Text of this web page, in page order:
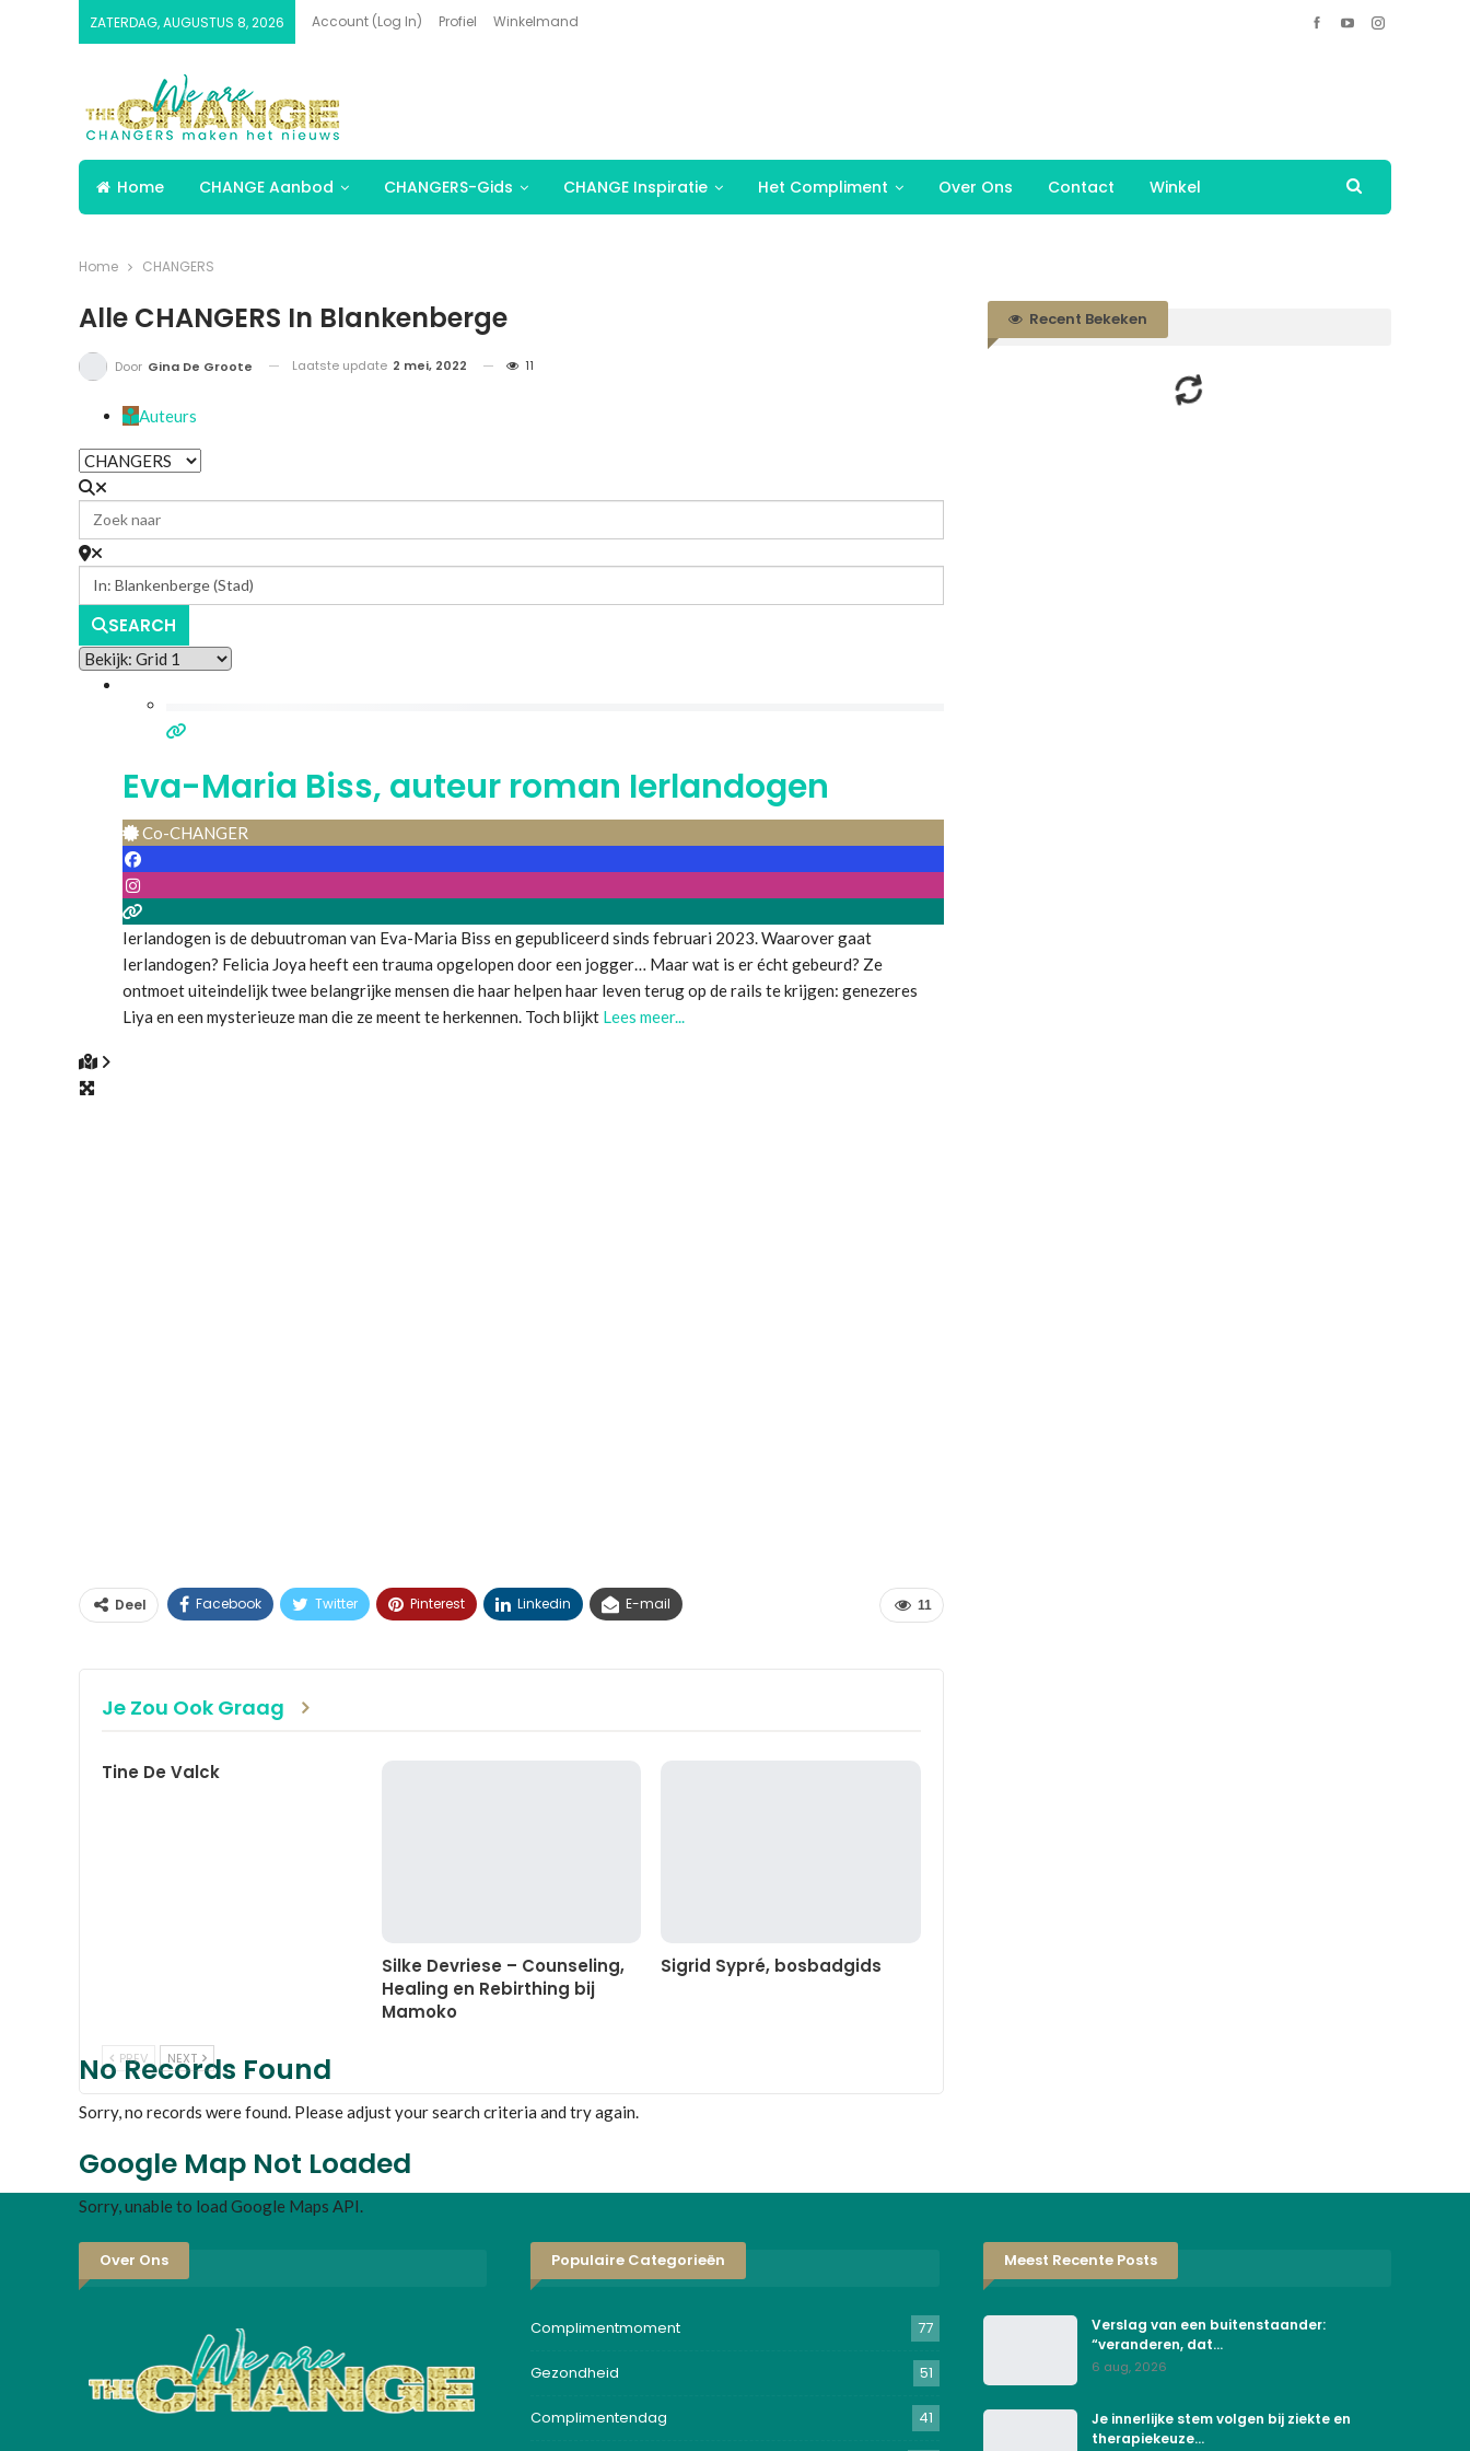
ZATERDAG, AUGUSTUS 8, 2026 Account (Log In) Profiel Winkelmand
Home CHANGE Aanbod CHANGERS-Gids CHANGE Inspiratie Het Compliment Over Ons Contact Winkel
Home CHANGERS
Alle CHANGERS In Blankenberge
Door Gina De Groote Laatste update 2 mei, 2022 11
Auteurs
SEARCH
Eva-Maria Biss, auteur roman Ierlandogen
Co-CHANGER
Ierlandogen is de debuutroman van Eva-Maria Biss en gepubliceerd sinds februari 2023. Waarover gaat
Ierlandogen? Felicia Joya heeft een trauma opgelopen door een jogger… Maar wat is er écht gebeurd? Ze
ontmoet uiteindelijk twee belangrijke mensen die haar helpen haar leven terug op de rails te krijgen: genezeres
Liya en een mysterieuze man die ze meent te herkennen. Toch blijkt Lees meer...
No Records Found
Sorry, no records were found. Please adjust your search criteria and try again.
Google Map Not Loaded
Sorry, unable to load Google Maps API.
11
Deel Facebook Twitter Pinterest Linkedin E-mail
Je Zou Ook Graag
Tine De Valck
Silke Devriese – Counseling,
Healing en Rebirthing bij
Mamoko
Sigrid Sypré, bosbadgids
PREV NEXT
Recent Bekeken
Over Ons Populaire Categorieën
Complimentmoment 77
Gezondheid 51
Complimentendag 41
Meest Recente Posts
Verslag van een buitenstaander:
“veranderen, dat…
6 aug, 2026
Je innerlijke stem volgen bij ziekte en
therapiekeuze…